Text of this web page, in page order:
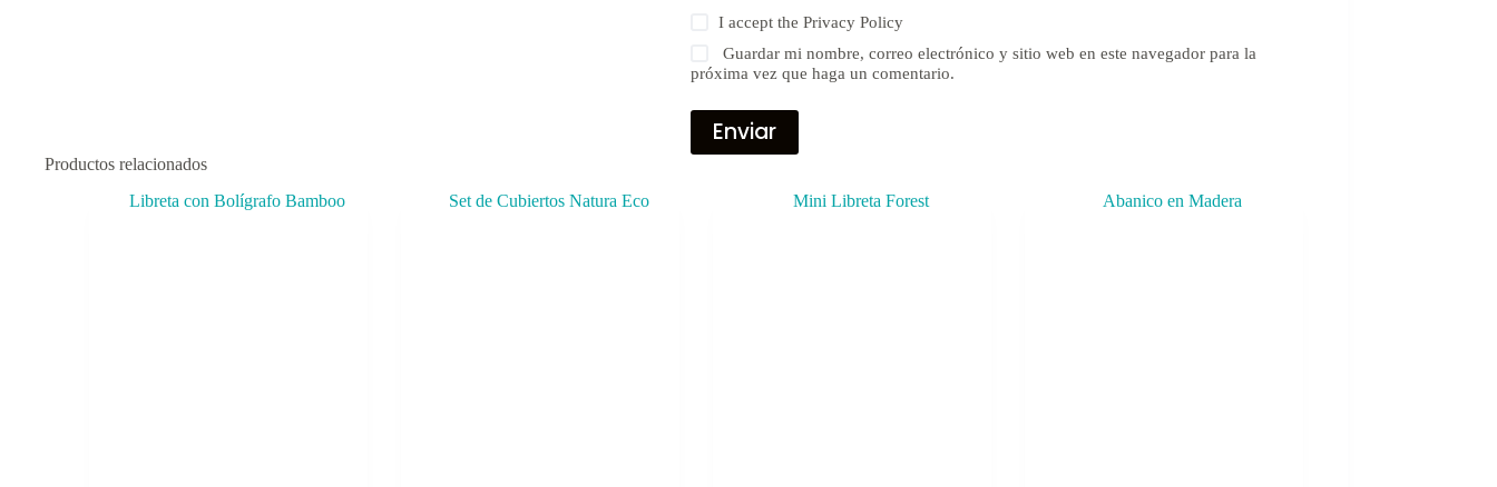
I accept the Privacy Policy
Guardar mi nombre, correo electrónico y sitio web en este navegador para la
próxima vez que haga un comentario.
Enviar
Productos relacionados